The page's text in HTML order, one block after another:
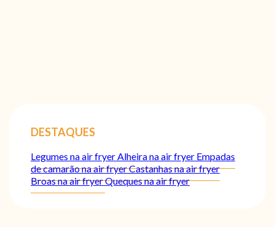
DESTAQUES
Legumes na air fryer Alheira na air fryer Empadas
de camarão na air fryerCastanhas na air fryer
Broas na air fryerQueques na air fryer